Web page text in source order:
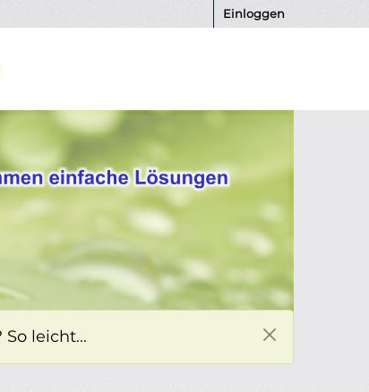
Einloggen
leicht...